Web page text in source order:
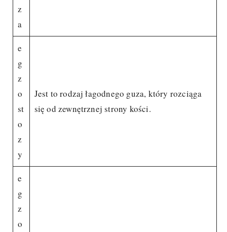
z
a
e
g
z
o
st
o
z
y
Jest to rodzaj łagodnego guza, który rozciąga
się od zewnętrznej strony kości.
e
g
z
o